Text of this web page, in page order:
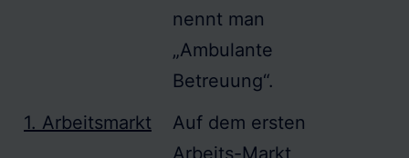
nennt man
„Ambulante
Betreuung“.
1. Arbeitsmarkt
Auf dem ersten